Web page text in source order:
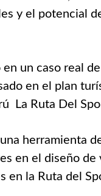
y el potencial
en un caso real
en el plan
La Ruta Del
herramienta
en el diseño de
en la Ruta del